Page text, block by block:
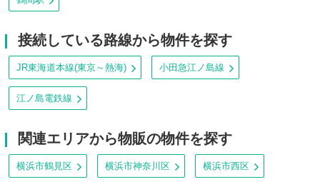
接続している路線から物件を探す
JR東海道本線(東京～熱海) 小田急江ノ島線
江ノ島電鉄線
関連エリアから物販の物件を探す
横浜市鶴見区 横浜市神奈川区 横浜市西区